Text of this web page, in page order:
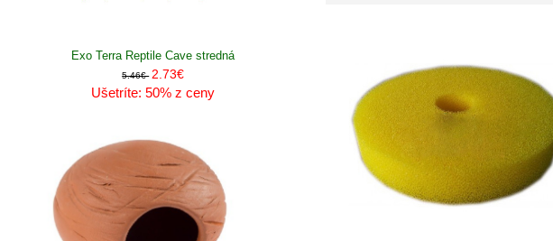
Exo Terra Reptile Cave stredná
5.46€ 2.73€
Ušetríte: 50% z ceny